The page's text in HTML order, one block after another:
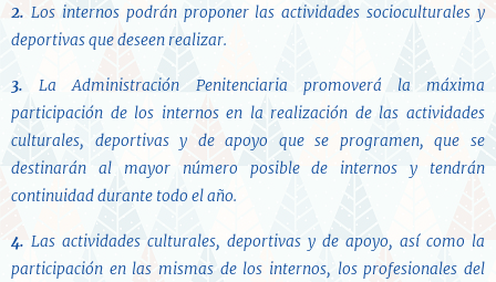
2. Los internos podrán proponer las actividades socioculturales y
deportivas que deseen realizar.
3. La Administración Penitenciaria promoverá la máxima
participación de los internos en la realización de las actividades
culturales, deportivas y de apoyo que se programen, que se
destinarán al mayor número posible de internos y tendrán
continuidad durante todo el año.
4. Las actividades culturales, deportivas y de apoyo, así como la
participación en las mismas de los internos, los profesionales del